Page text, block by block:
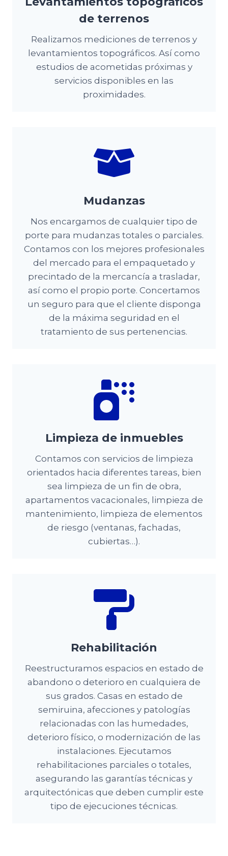
de terrenos
Realizamos mediciones de terrenos y
levantamientos topográficos. Así como
estudios de acometidas próximas y
servicios disponibles en las
proximidades.
Mudanzas
Nos encargamos de cualquier tipo de
porte para mudanzas totales o parciales.
Contamos con los mejores profesionales
del mercado para el empaquetado y
precintado de la mercancía a trasladar,
así como el propio porte. Concertamos
un seguro para que el cliente disponga
de la máxima seguridad en el
tratamiento de sus pertenencias.
Limpieza de inmuebles
Contamos con servicios de limpieza
orientados hacia diferentes tareas, bien
sea limpieza de un fin de obra,
apartamentos vacacionales, limpieza de
mantenimiento, limpieza de elementos
de riesgo (ventanas, fachadas,
cubiertas…).
Rehabilitación
Reestructuramos espacios en estado de
abandono o deterioro en cualquiera de
sus grados. Casas en estado de
semiruina, afecciones y patologías
relacionadas con las humedades,
deterioro físico, o modernización de las
instalaciones. Ejecutamos
rehabilitaciones parciales o totales,
asegurando las garantías técnicas y
arquitectónicas que deben cumplir este
tipo de ejecuciones técnicas.